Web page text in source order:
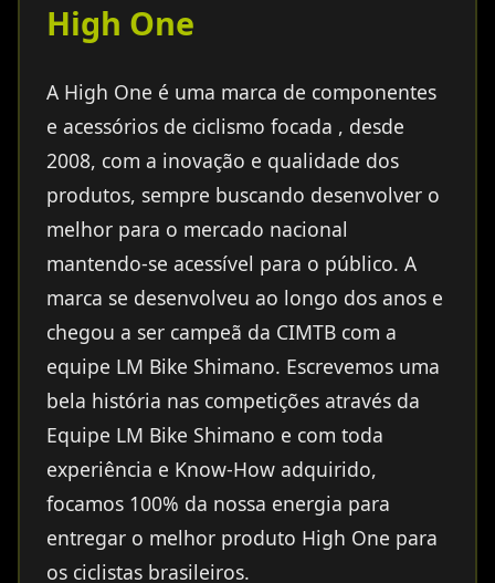
High One
A High One é uma marca de componentes
e acessórios de ciclismo focada , desde
2008, com a inovação e qualidade dos
produtos, sempre buscando desenvolver o
melhor para o mercado nacional
mantendo-se acessível para o público. A
marca se desenvolveu ao longo dos anos e
chegou a ser campeã da CIMTB com a
equipe LM Bike Shimano. Escrevemos uma
bela história nas competições através da
Equipe LM Bike Shimano e com toda
experiência e Know-How adquirido,
focamos 100% da nossa energia para
entregar o melhor produto High One para
os ciclistas brasileiros.